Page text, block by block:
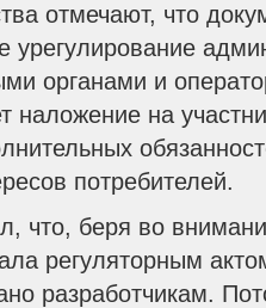
отмечают, что
урегулирование
органами и
наложение на
потребителей.
что, беря во
регуляторным
разработчикам.